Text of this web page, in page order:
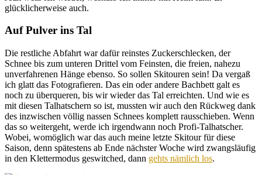
glücklicherweise auch.
Auf Pulver ins Tal
Die restliche Abfahrt war dafür reinstes Zuckerschlecken, der
Schnee bis zum unteren Drittel vom Feinsten, die freien, nahezu
unverfahrenen Hänge ebenso. So sollen Skitouren sein! Da vergaß
ich glatt das Fotografieren. Das ein oder andere Bachbett galt es
noch zu überqueren, bis wir wieder das Tal erreichten. Und wie es
mit diesen Talhatschern so ist, mussten wir auch den Rückweg dank
des inzwischen völlig nassen Schnees komplett rausschieben. Wenn
das so weitergeht, werde ich irgendwann noch Profi-Talhatscher.
Wobei, womöglich war das auch meine letzte Skitour für diese
Saison, denn spätestens ab Ende nächster Woche wird zwangsläufig
in den Klettermodus geswitched, dann gehts nämlich los.